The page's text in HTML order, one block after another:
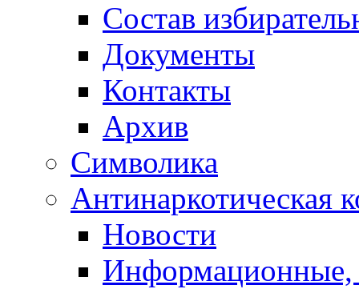
Состав
Документы
Контакты
Архив
Символика
Антинаркотическая
Новости
Информационные,